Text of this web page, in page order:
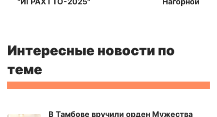
Интересные новости по
теме
В Тамбове вручили орден Мужества